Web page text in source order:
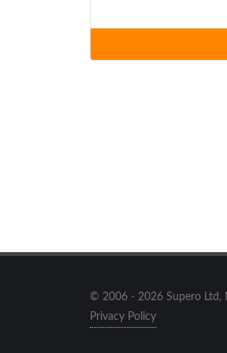
via Fiamme
via Palua 17,
Dolomiten
località Piera 2/A,
© 2006 - 2026 Supero Ltd,
Privacy Policy